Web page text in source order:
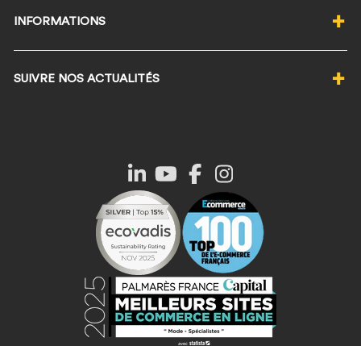
Nos labels éco-responsables
Nos valeurs
Devenir partenaire Manelli
Ils nous font confiance
Code promo Manelli
Le blog
Vêtements personnalisés
Contacter le SAV
Avis clients Manelli
INFORMATIONS
Procédure de retour
Conditions Générales de Vente
Politique de confidentialité
Mentions légales
Choisir sa taille de vêtements
Normes chaussures de sécurité
Mandats administratifs
Nos guides d'achat
SUIVRE NOS ACTUALITÉS